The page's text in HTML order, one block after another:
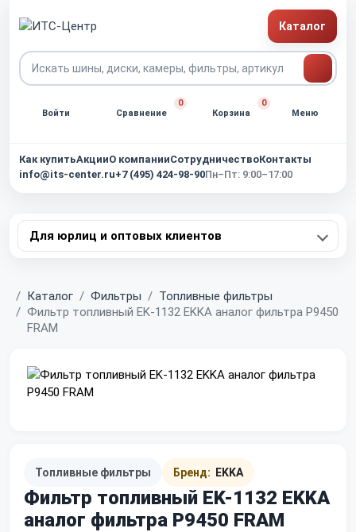
Каталог
Войти Сравнение
0
Корзина
0
Меню
Как купитьАкцииО компанииСотрудничествоКонтакты
info@its-center.ru+7 (495) 424-98-90Пн–Пт: 9:00–17:00
Для юрлиц и оптовых клиентов
Главная
Каталог Фильтры
Топливные фильтры
Фильтр топливный EK-1132 EKKA аналог фильтра P9450
FRAM
Топливные фильтры Бренд: EKKA
Фильтр топливный EK-1132 EKKA
аналог фильтра P9450 FRAM